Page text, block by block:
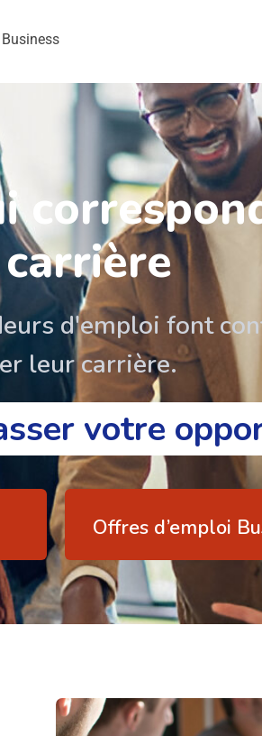
d'emploi font
leur carrière.
votre
Offres d’emploi